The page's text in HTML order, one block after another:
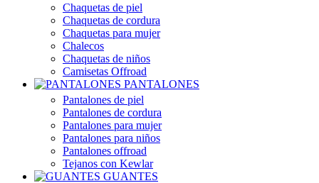
Chaquetas de piel
Chaquetas de cordura
Chaquetas para mujer
Chalecos
Chaquetas de niños
Camisetas Offroad
PANTALONES
Pantalones de piel
Pantalones de cordura
Pantalones para mujer
Pantalones para niños
Pantalones offroad
Tejanos con Kewlar
GUANTES